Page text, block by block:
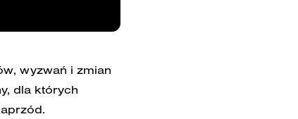
wyzwań i zmian
dla których